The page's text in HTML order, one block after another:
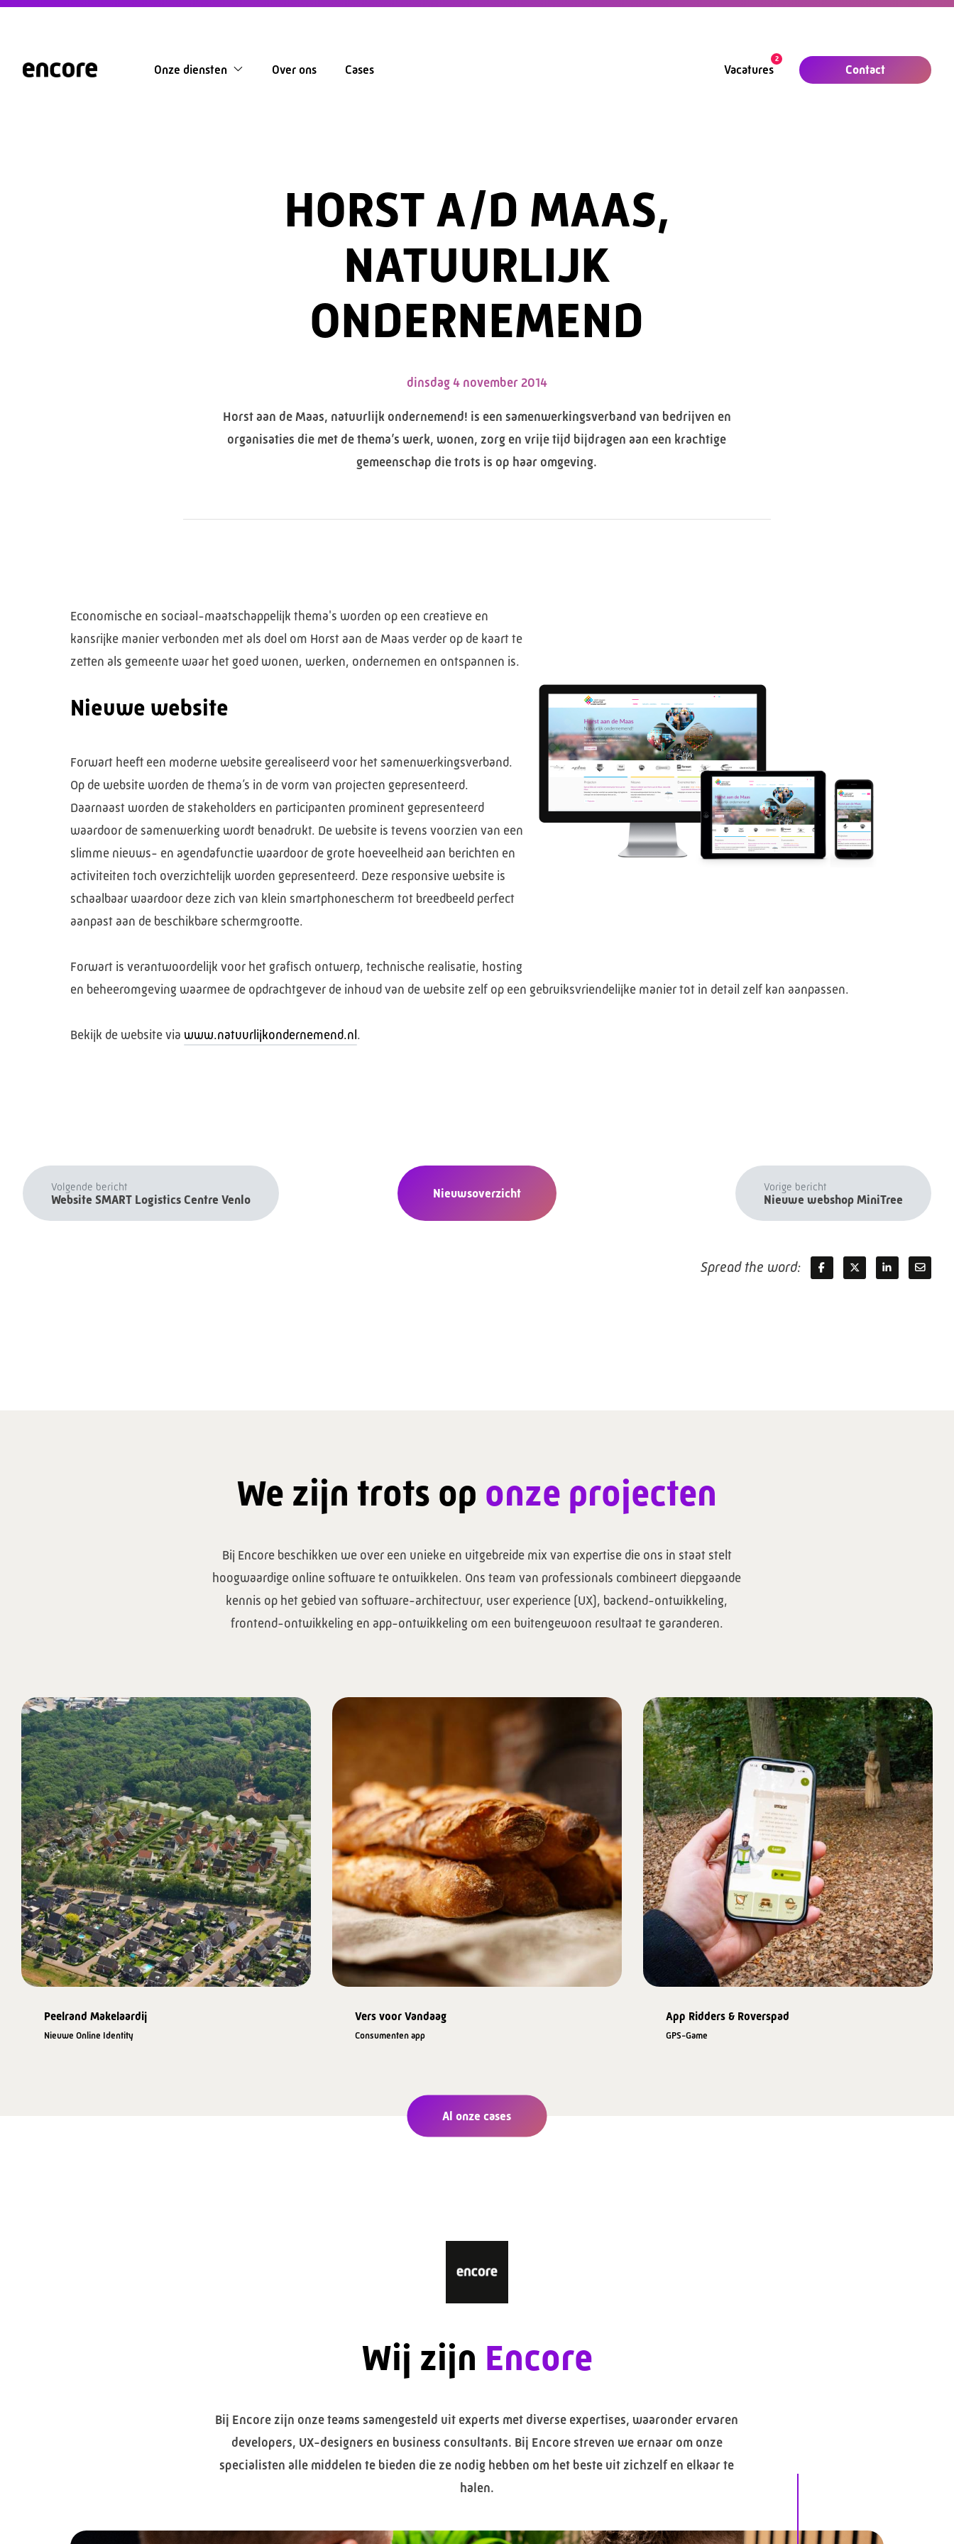
Onze diensten Over ons Cases Vacatures
2
Contact
HORST A/D MAAS,
NATUURLIJK
ONDERNEMEND
dinsdag 4 november 2014
Horst aan de Maas, natuurlijk ondernemend! is een samenwerkingsverband van bedrijven en
organisaties die met de thema’s werk, wonen, zorg en vrije tijd bijdragen aan een krachtige
gemeenschap die trots is op haar omgeving.
Economische en sociaal-maatschappelijk thema's worden op een creatieve en
kansrijke manier verbonden met als doel om Horst aan de Maas verder op de kaart te
zetten als gemeente waar het goed wonen, werken, ondernemen en ontspannen is.
Nieuwe website
Forwart heeft een moderne website gerealiseerd voor het samenwerkingsverband.
Op de website worden de thema’s in de vorm van projecten gepresenteerd.
Daarnaast worden de stakeholders en participanten prominent gepresenteerd
waardoor de samenwerking wordt benadrukt. De website is tevens voorzien van een
slimme nieuws- en agendafunctie waardoor de grote hoeveelheid aan berichten en
activiteiten toch overzichtelijk worden gepresenteerd. Deze responsive website is
schaalbaar waardoor deze zich van klein smartphonescherm tot breedbeeld perfect
aanpast aan de beschikbare schermgrootte.
Forwart is verantwoordelijk voor het grafisch ontwerp, technische realisatie, hosting
en beheeromgeving waarmee de opdrachtgever de inhoud van de website zelf op een gebruiksvriendelijke manier tot in detail zelf kan aanpassen.
Bekijk de website via www.natuurlijkondernemend.nl .
Volgende bericht
Website SMART Logistics Centre Venlo Nieuwsoverzicht Vorige bericht
Nieuwe webshop MiniTree
Spread the word:
We zijn trots op onze projecten
Bij Encore beschikken we over een unieke en uitgebreide mix van expertise die ons in staat stelt
hoogwaardige online software te ontwikkelen. Ons team van professionals combineert diepgaande
kennis op het gebied van software-architectuur, user experience (UX), backend-ontwikkeling,
frontend-ontwikkeling en app-ontwikkeling om een buitengewoon resultaat te garanderen.
Peelrand Makelaardij
Nieuwe Online Identity
Vers voor Vandaag
Consumenten app
App Ridders & Roverspad
GPS-Game
Al onze cases
Wij zijn Encore
Bij Encore zijn onze teams samengesteld uit experts met diverse expertises, waaronder ervaren
developers, UX-designers en business consultants. Bij Encore streven we ernaar om onze
specialisten alle middelen te bieden die ze nodig hebben om het beste uit zichzelf en elkaar te
halen.